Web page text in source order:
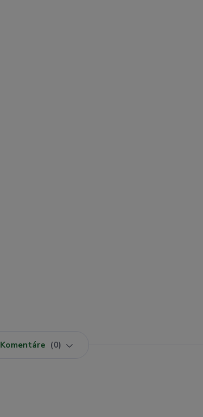
Komentáre 0